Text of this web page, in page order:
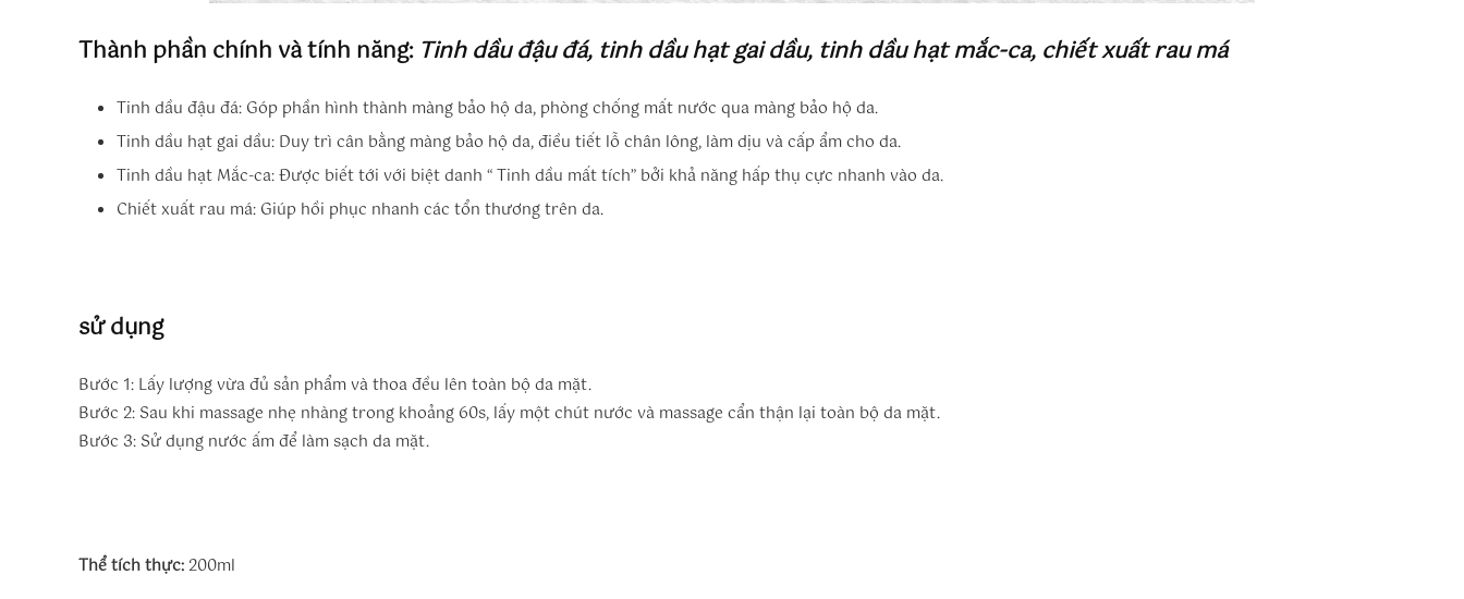
Thành phần chính và tính năng: Tinh dầu đậu đá, tinh dầu hạt gai dầu, tinh dầu hạt mắc-ca, chiết xuất rau má
Tinh dầu đậu đá: Góp phần hình thành màng bảo hộ da, phòng chống mất nước qua màng bảo hộ da.
Tinh dầu hạt gai dầu: Duy trì cân bằng màng bảo hộ da, điều tiết lỗ chân lông, làm dịu và cấp ẩm cho da.
Tinh dầu hạt Mắc-ca: Được biết tới với biệt danh “ Tinh dầu mất tích” bởi khả năng hấp thụ cực nhanh vào da.
Chiết xuất rau má: Giúp hồi phục nhanh các tổn thương trên da.
sử dụng
Bước 1: Lấy lượng vừa đủ sản phẩm và thoa đều lên toàn bộ da mặt.
Bước 2: Sau khi massage nhẹ nhàng trong khoảng 60s, lấy một chút nước và massage cẩn thận lại toàn bộ da mặt.
Bước 3: Sử dụng nước ấm để làm sạch da mặt.
Thể tích thực: 200ml